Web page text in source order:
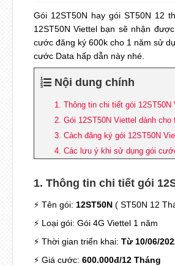
Gói 12ST50N hay gói ST50N 12
12ST50N Viettel bạn sẽ nhận
cước đăng ký 600k cho 1 năm sử
cước Data hấp dẫn này nhé.
Nội dung chính
1. Thông tin chi tiết gói 12ST50N
2. Gói 12ST50N Viettel dành cho
3. Cách đăng ký gói 12ST50N
4. Các lưu ý khi sử dụng gói
1. Thông tin chi tiết gói
⚡ Tên gói: 12ST50N( ST50N 12
⚡ Loại gói: Gói 4G Viettel 1 năm
⚡ Thời gian triển khai: Từ 10/06/
⚡ Giá cước: 600.000đ/12 Tháng